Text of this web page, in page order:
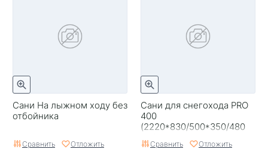
Сани На лыжном ходу без
отбойника
Сравнить Отложить
Сани для снегохода PRO
400
(2220*830/500*350/480
мм)
Сравнить Отложить